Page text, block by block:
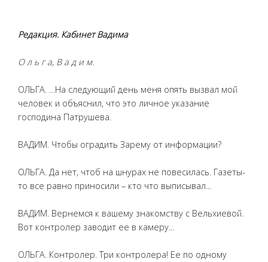
Редакция. Кабинет Вадима
О л ь г а, В а д и м.
ОЛЬГА. …На следующий день меня опять вызвал мой
человек и объяснил, что это личное указание
господина Патрушева.
ВАДИМ. Чтобы оградить Зарему от информации?
ОЛЬГА. Да нет, чтоб на шнурах не повесилась. Газеты-
то все равно приносили – кто что выписывал...
ВАДИМ. Вернемся к вашему знакомству с Вельхиевой.
Вот контролер заводит ее в камеру...
ОЛЬГА. Контролер. Три контролера! Ее по одному